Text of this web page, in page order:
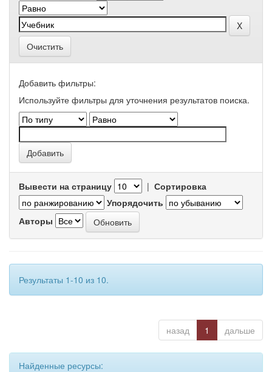
Очистить
Добавить фильтры:
Используйте фильтры для уточнения результатов поиска.
Вывести на страницу | Сортировка
Упорядочить
Авторы
Результаты 1-10 из 10.
назад 1 дальше
Найденные ресурсы: